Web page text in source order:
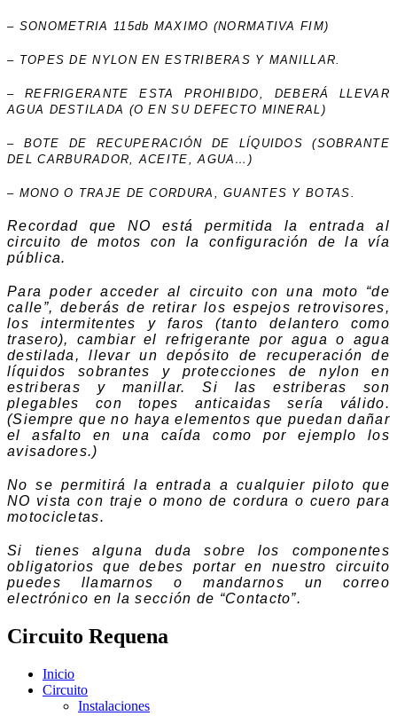
– SONOMETRIA 115db MAXIMO (NORMATIVA FIM)
– TOPES DE NYLON EN ESTRIBERAS Y MANILLAR.
– REFRIGERANTE ESTA PROHIBIDO, DEBERÁ LLEVAR
AGUA DESTILADA (O EN SU DEFECTO MINERAL)
– BOTE DE RECUPERACIÓN DE LÍQUIDOS (SOBRANTE
DEL CARBURADOR, ACEITE, AGUA…)
– MONO O TRAJE DE CORDURA, GUANTES Y BOTAS.
Recordad que NO está permitida la entrada al
circuito de motos con la configuración de la vía
pública.
Para poder acceder al circuito con una moto “de
calle”, deberás de retirar los espejos retrovisores,
los intermitentes y faros (tanto delantero como
trasero), cambiar el refrigerante por agua o agua
destilada, llevar un depósito de recuperación de
líquidos sobrantes y protecciones de nylon en
estriberas y manillar. Si las estriberas son
plegables con topes anticaidas sería válido.
(Siempre que no haya elementos que puedan dañar
el asfalto en una caída como por ejemplo los
avisadores.)
No se permitirá la entrada a cualquier piloto que
NO vista con traje o mono de cordura o cuero para
motocicletas.
Si tienes alguna duda sobre los componentes
obligatorios que debes portar en nuestro circuito
puedes llamarnos o mandarnos un correo
electrónico en la sección de “Contacto”.
Circuito Requena
Inicio
Circuito
Instalaciones